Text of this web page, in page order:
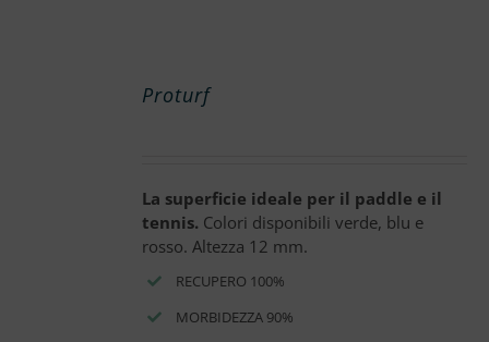
Proturf
La superficie ideale per il paddle e il
tennis. Colori disponibili verde, blu e
rosso. Altezza 12 mm.
RECUPERO 100%
MORBIDEZZA 90%